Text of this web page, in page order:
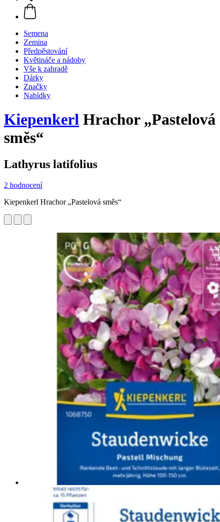
Semena
Zemina
Předpěstování
Květináče a nádoby
Vše k zahradě
Dárky
Značky
Nabídky
Kiepenkerl Hrachor „Pastelová
směs“
Lathyrus latifolius
2 hodnocení
Kiepenkerl Hrachor „Pastelová směs“